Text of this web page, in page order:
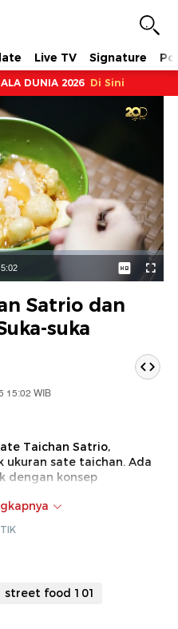
Live TV Signature
DUNIA 2026 Di Sini
Durasi
5:02
Satrio dan
suka
15:02 WIB
Taichan Satrio,
ukuran sate taichan. Ada
dengan konsep
video berikut ini.
street food 101